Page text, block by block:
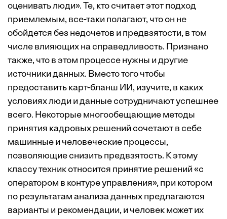
оценивать люди». Те, кто считает этот подход
приемлемым, все-таки полагают, что он не
обойдется без недочетов и предвзятости, в том
числе влияющих на справедливость. Признано
также, что в этом процессе нужны и другие
источники данных. Вместо того чтобы
предоставить карт-бланш ИИ, изучите, в каких
условиях люди и данные сотрудничают успешнее
всего. Некоторые многообещающие методы
принятия кадровых решений сочетают в себе
машинные и человеческие процессы,
позволяющие снизить предвзятость. К этому
классу техник относится принятие решений «с
оператором в контуре управления», при котором
по результатам анализа данных предлагаются
варианты и рекомендации, и человек может их